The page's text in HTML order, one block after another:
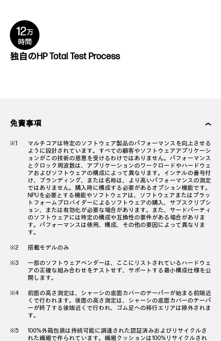
独自のHP Total Test Process
免責事項
マルチコアは特定のソフトウェア製品のパフォーマンスを向上させる
ように設計されています。すべての顧客やソフトウェアアプリケーシ
ョンがこの技術の恩恵を受けるわけではありません。パフォーマンス
とクロック周波数は、アプリケーションのワークロードやハードウェ
アおよびソフトウェアの構成によって異なります。インテルの番号付
け、ブランディング、または名称は、より高いパフォーマンスの測定
ではありません。購入時に構成する必要があるオプション機能です。
NPUを必要とする機能やソフトウェアは、ソフトウェアまたはプラッ
トフォームプロバイダーによるソフトウェアの購入、サブスクリプシ
ョン、または有効化が必要な場合があります。また、サードパーティ
のソフトウェアには特定の構成や互換性の要件がある場合がありま
す。パフォーマンスは使用、構成、その他の要因によって異なりま
す。
搭載モデルのみ
一部のソフトウェアベンダーは、ここにリストされているハードウェ
アの正確な組み合わせをテストせず、サポートする最小構成仕様を公
開します。
前面の高さ測定は、シャーシの底面カバーのテーパーが始まる前端近
くで行われます。後面の高さ測定は、シャーシの底面カバーのテーパ
ーが終了する後端近くで行われ、ゴム足への移行エリアは除外されま
す。
100%外箱包装は持続可能に調達された認証済みおよびリサイクルさ
れた繊維で作られています。繊維クッションは100%リサイクルされ